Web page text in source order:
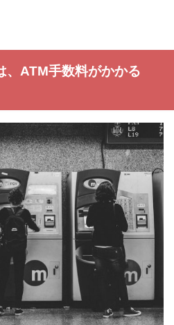
、ATM手数料がかかる